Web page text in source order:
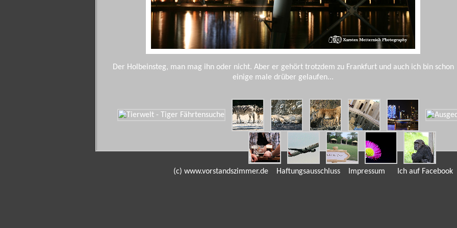
Der Holbeinsteg, man mag ihn oder nicht. Aber er gehört trotzdem zu Frankfurt und auch ich bin schon
einige male drüber gelaufen...
(c) www.vorstandszimmer.de Haftungsausschluss Impressum Ich auf Facebook